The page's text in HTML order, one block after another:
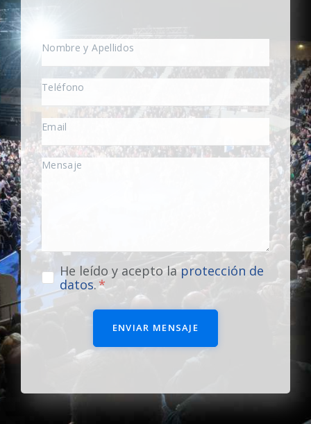
He leído y acepto laprotección de
datos.
ENVIAR MENSAJE